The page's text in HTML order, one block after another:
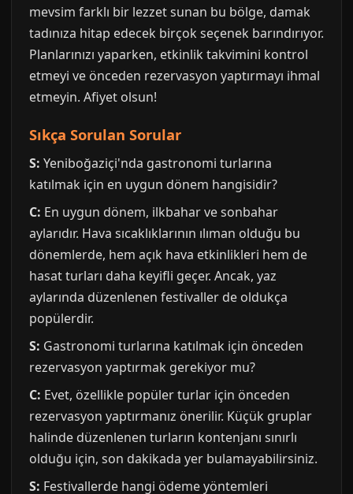
mevsim farklı bir lezzet sunan bu bölge, damak
tadınıza hitap edecek birçok seçenek barındırıyor.
Planlarınızı yaparken, etkinlik takvimini kontrol
etmeyi ve önceden rezervasyon yaptırmayı ihmal
etmeyin. Afiyet olsun!
Sıkça Sorulan Sorular
S: Yeniboğaziçi'nda gastronomi turlarına
katılmak için en uygun dönem hangisidir?
C: En uygun dönem, ilkbahar ve sonbahar
aylarıdır. Hava sıcaklıklarının ılıman olduğu bu
dönemlerde, hem açık hava etkinlikleri hem de
hasat turları daha keyifli geçer. Ancak, yaz
aylarında düzenlenen festivaller de oldukça
popülerdir.
S: Gastronomi turlarına katılmak için önceden
rezervasyon yaptırmak gerekiyor mu?
C: Evet, özellikle popüler turlar için önceden
rezervasyon yaptırmanız önerilir. Küçük gruplar
halinde düzenlenen turların kontenjanı sınırlı
olduğu için, son dakikada yer bulamayabilirsiniz.
S: Festivallerde hangi ödeme yöntemleri